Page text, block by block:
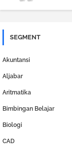
SEGMENT
Akuntansi
Aljabar
Aritmatika
Bimbingan Belajar
Biologi
CAD